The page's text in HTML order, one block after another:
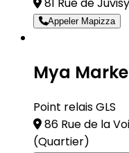
Appeler Mapizza
Mya
Point relais GLS
86 Rue de la
(Quartier)